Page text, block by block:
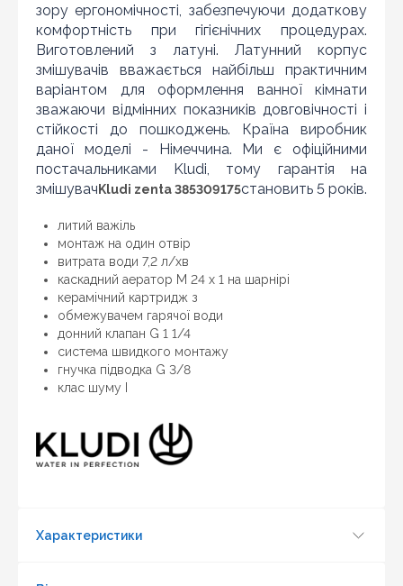
зору ергономічності, забезпечуючи додаткову
комфортність при гігієнічних процедурах.
Виготовлений з латуні. Латунний корпус
змішувачів вважається найбільш практичним
варіантом для оформлення ванної кімнати
зважаючи відмінних показників довговічності і
стійкості до пошкоджень. Країна виробник
даної моделі - Німеччина. Ми є офіційними
постачальниками Kludi, тому гарантія на
змішувач Kludi zenta 385309175становить 5 років.
литий важіль
монтаж на один отвір
витрата води 7,2 л/хв
каскадний аератор M 24 x 1 на шарнірі
керамічний картридж з
обмежувачем гарячої води
донний клапан G 1 1/4
система швидкого монтажу
гнучка підводка G 3/8
клас шуму I
Характеристики
Знайшли дешевше?
Шановні клієнти нашого магазину! Якщо ви блукаючи
по інтернету знайшли ціну потрібного Вам товару
дешевше ніж у нас ... дайте нам знати, і ми будемо
раді запропонувати вигіднішу для Вас ціну (за умови,
що товар даної моделі повинен бути у конкурента в
наявності і ціна на даний товар в іншому інтернет-
магазині актуальна і діюча)